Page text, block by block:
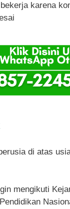
karena
di atas
mengikuti